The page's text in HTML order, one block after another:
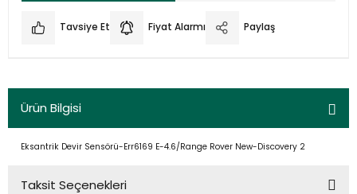
Tavsiye Et Fiyat Alarmı Paylaş
Ürün Bilgisi
Eksantrik Devir Sensörü-Err6169 E-4.6/Range Rover New-Discovery 2
Taksit Seçenekleri